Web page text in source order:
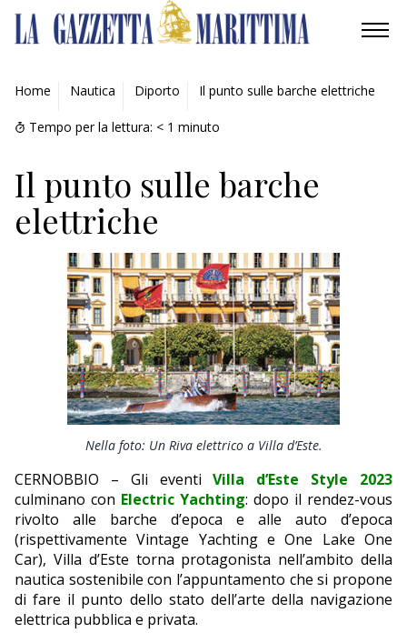
AMBIENTE
MOBILITÀ
INDUSTRIA
RICERCA
ECONOMIA
TURISMO
CULTURA
NAUTICA
EDITORIALI
Home Nautica Diporto Il punto sulle barche elettriche
Tempo per la lettura: < 1 minuto
Il punto sulle barche
elettriche
Nella foto: Un Riva elettrico a Villa d’Este.
CERNOBBIO – Gli eventiVilla d’Este Style 2023
culminano con Electric Yachting: dopo il rendez-vous
rivolto alle barche d’epoca e alle auto d’epoca
(rispettivamente Vintage Yachting e One Lake One
Car), Villa d’Este torna protagonista nell’ambito della
nautica sostenibile con l’appuntamento che si propone
di fare il punto dello stato dell’arte della navigazione
elettrica pubblica e privata.